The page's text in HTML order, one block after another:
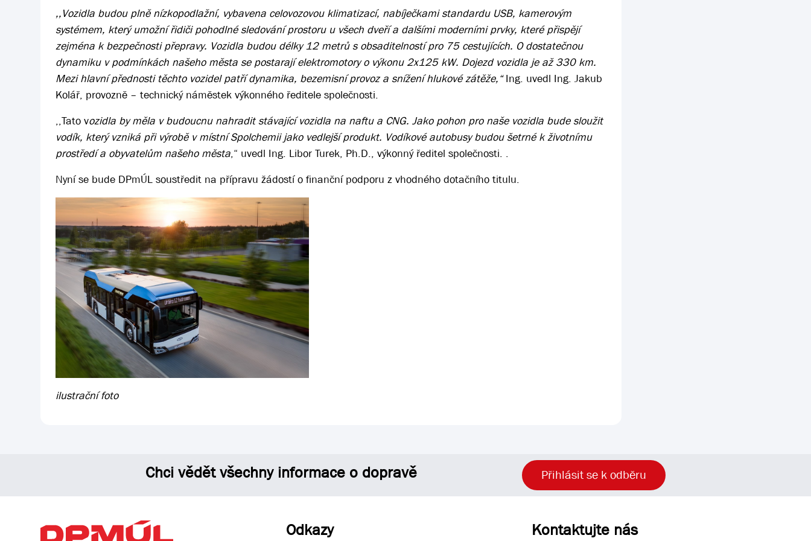
,,Vozidla budou plně nízkopodlažní, vybavena celovozovou klimatizací, nabíječkami standardu USB, kamerovým
systémem, který umožní řidiči pohodlné sledování prostoru u všech dveří a dalšími moderními prvky, které přispějí
zejména k bezpečnosti přepravy. Vozidla budou délky 12 metrů s obsaditelností pro 75 cestujících. O dostatečnou
dynamiku v podmínkách našeho města se postarají elektromotory o výkonu 2x125 kW. Dojezd vozidla je až 330 km.
Mezi hlavní přednosti těchto vozidel patří dynamika, bezemisní provoz a snížení hlukové zátěže,“Ing. uvedl Ing. Jakub
Kolář, provozně – technický náměstek výkonného ředitele společnosti.
,,Tato vozidla by měla v budoucnu nahradit stávající vozidla na naftu a CNG. Jako pohon pro naše vozidla bude sloužit
vodík, který vzniká při výrobě v místní Spolchemii jako vedlejší produkt. Vodíkové autobusy budou šetrné k životnímu
prostředí a obyvatelům našeho města,“ uvedl Ing. Libor Turek, Ph.D., výkonný ředitel společnosti. .
Nyní se bude DPmÚL soustředit na přípravu žádostí o finanční podporu z vhodného dotačního titulu.
ilustrační foto
Chci vědět všechny informace o dopravě Přihlásit se k odběru
Odkazy Kontaktujte nás